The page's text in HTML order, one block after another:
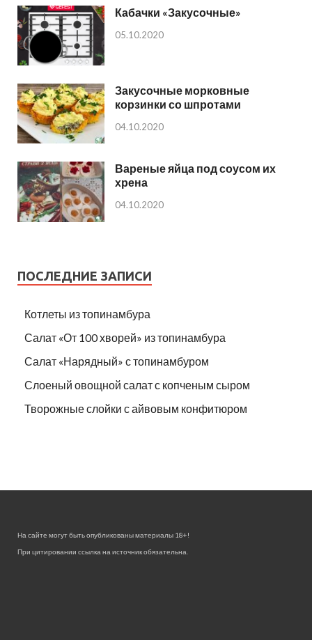
Кабачки «Закусочные»
05.10.2020
Закусочные морковные
корзинки со шпротами
04.10.2020
Вареные яйца под соусом их
хрена
04.10.2020
ПОСЛЕДНИЕ ЗАПИСИ
Котлеты из топинамбура
Салат «От 100 хворей» из топинамбура
Салат «Нарядный» с топинамбуром
Слоеный овощной салат с копченым сыром
Творожные слойки с айвовым конфитюром
На сайте могут быть опубликованы материалы 18+!
При цитировании ссылка на источник обязательна.